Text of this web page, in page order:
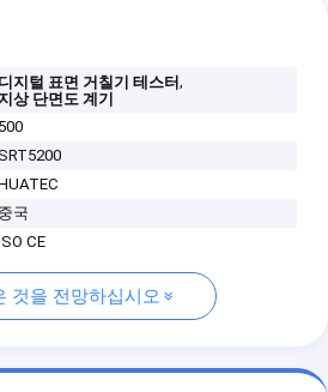
디지털 표면 거칠기 테스터,
상 단면도 계기
500
중국
CE
것을 전망하십시오